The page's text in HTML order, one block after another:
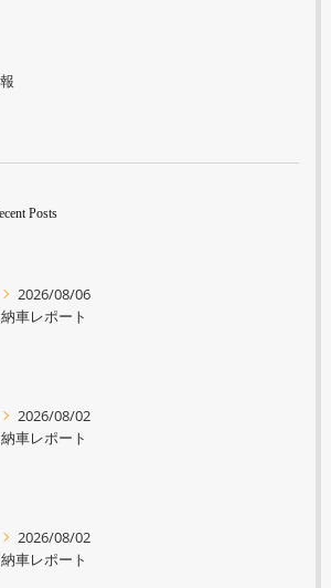
Posts
2026/08/06
納車レポート
2026/08/02
納車レポート
2026/08/02
納車レポート